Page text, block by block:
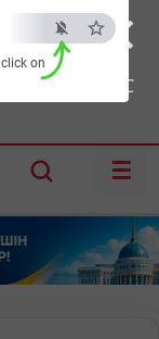
×
ESC
on
Шымкент:35°C
☰